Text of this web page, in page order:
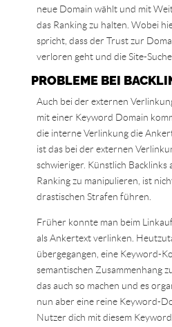
neue Domain wählt und mit
das Ranking zu halten. Wobei
spricht, dass der Trust zur
verloren geht und die Site-
PROBLEME BEI
Auch bei der externen
mit einer Keyword Domain
die interne Verlinkung die
ist das bei der externen
schwieriger. Künstlich Backlinks
Ranking zu manipulieren, ist
drastischen Strafen führen.
Früher konnte man beim
als Ankertext verlinken.
übergegangen, eine Keyword-
semantischen Zusammenhang
das auch so machen und es
nun aber eine reine Keyword-
Nutzer dich mit diesem